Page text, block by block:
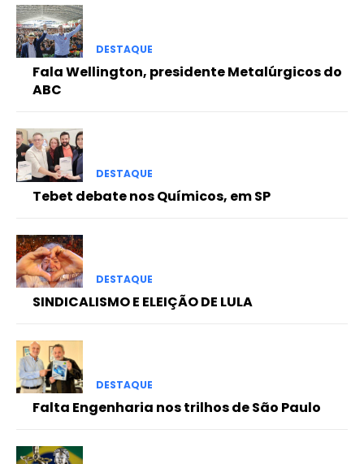
DESTAQUE
Fala Wellington, presidente Metalúrgicos do
ABC
DESTAQUE
Tebet debate nos Químicos, em SP
DESTAQUE
SINDICALISMO E ELEIÇÃO DE LULA
DESTAQUE
Falta Engenharia nos trilhos de São Paulo